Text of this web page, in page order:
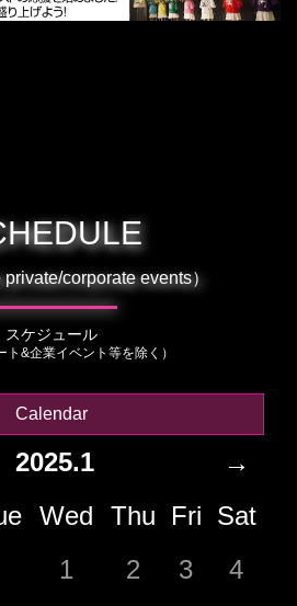
private/corporate events）
スケジュール
ト&企業イベント等を除く）
Calendar
2025.1
→
Wed Thu Fri Sat
1
2 3
4